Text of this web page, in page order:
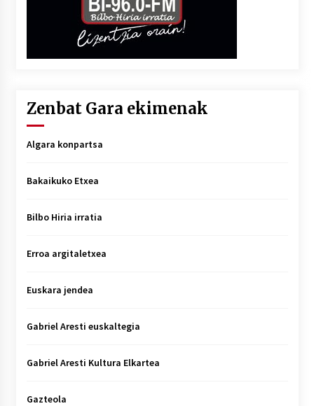
Zenbat Gara ekimenak
Algara konpartsa
Bakaikuko Etxea
Bilbo Hiria irratia
Erroa argitaletxea
Euskara jendea
Gabriel Aresti euskaltegia
Gabriel Aresti Kultura Elkartea
Gazteola